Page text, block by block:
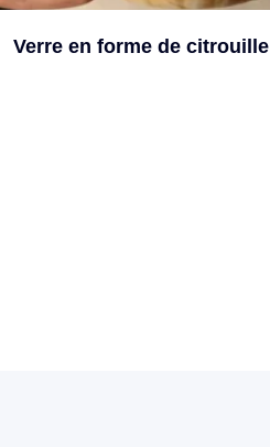
Verre en forme de citrouille